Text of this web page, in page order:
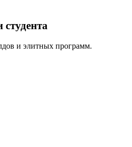
и элитных программ.